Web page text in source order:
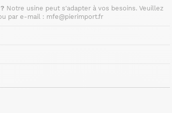
Notre usine peut s'adapter à vos besoins. Veuillez
par e-mail : mfe@pierimport.fr